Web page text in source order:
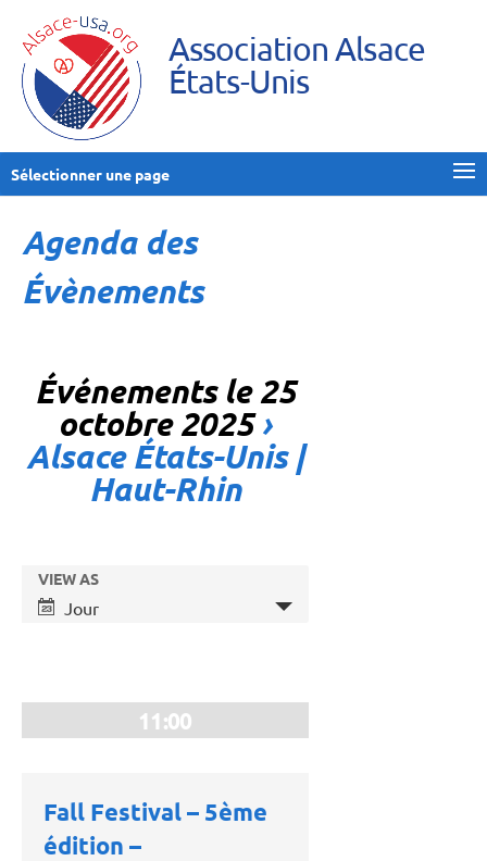
Association Alsace
États-Unis
Sélectionner une page
Agenda des
Évènements
Événements le 25
octobre 2025›
Alsace États-Unis |
Haut-Rhin
Recherche
et
Événements
Événements
Search
Navigation
de
vues
VIEW AS
Jour
11:00
Fall Festival – 5ème
édition –